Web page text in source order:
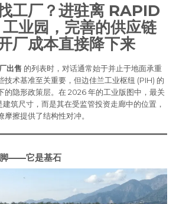
工厂？进驻离 RAPID
业园，完善的供应链
厂成本直接降下来
出售 的列表时，对话通常始于并止于地面承重
技术基准至关重要，但边佳兰工业枢纽 (PIH) 的
的隐形政策层。在 2026 年的工业版图中，最关
建筑尺寸，而是其在受监管投资走廊中的位置，
擦提供了结构性对冲。
脚——它是基石